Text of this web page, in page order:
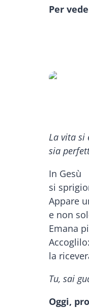
Per
La vita si
sia
In Gesù
si
Appare
e non
Emana
Accoglilo:
la
Tu, sai
Oggi,